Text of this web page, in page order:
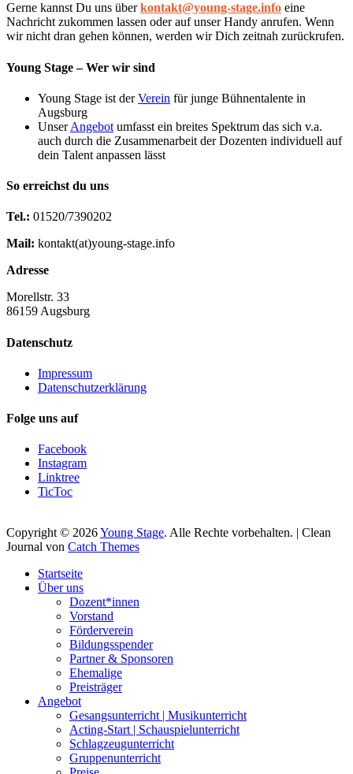
Gerne kannst Du uns überkontakt@young-stage.info eine
Nachricht zukommen lassen oder auf unser Handy anrufen. Wenn
wir nicht dran gehen können, werden wir Dich zeitnah zurückrufen.
Young Stage – Wer wir sind
Young Stage ist derVerein für junge Bühnentalente in
Augsburg
UnserAngebot umfasst ein breites Spektrum das sich v.a.
auch durch die Zusammenarbeit der Dozenten individuell auf
dein Talent anpassen lässt
So erreichst du uns
Tel.: 01520/7390202
Mail: kontakt(at)young-stage.info
Adresse
Morellstr. 33
86159 Augsburg
Datenschutz
Impressum
Datenschutzerklärung
Folge uns auf
Facebook
Instagram
Linktree
TicToc
Copyright © 2026Young Stage. Alle Rechte vorbehalten. | Clean
Journal von Catch Themes
oben
scrollen
Startseite
Über uns
Dozent*innen
Vorstand
Förderverein
Bildungsspender
Partner & Sponsoren
Ehemalige
Preisträger
Angebot
Gesangsunterricht | Musikunterricht
Acting-Start | Schauspielunterricht
Schlagzeugunterricht
Gruppenunterricht